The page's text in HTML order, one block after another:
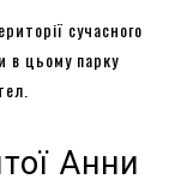
сучасного
в цьому парку
Анни